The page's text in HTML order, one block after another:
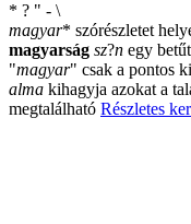
* ? " - \
magyar* szórészletet
magyarság sz?n egy
"magyar" csak a pontos
alma kihagyja azokat a
megtalálható Részletes